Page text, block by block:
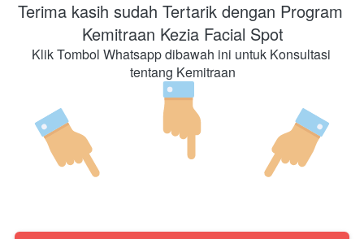
Terima kasih sudah Tertarik dengan Program
Kemitraan Kezia Facial Spot
Klik Tombol Whatsapp dibawah ini untuk Konsultasi
tentang Kemitraan